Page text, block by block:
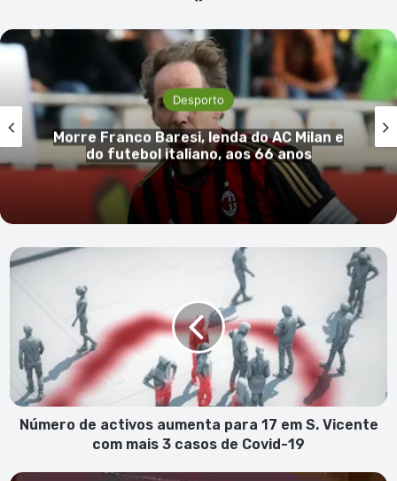
Desporto
Franco Baresi, lenda do AC Milan e
futebol italiano, aos 66 anos
Número
para
em
Vicente
com
Número de activos aumenta para 17 em S. Vicente
com mais 3 casos de Covid-19